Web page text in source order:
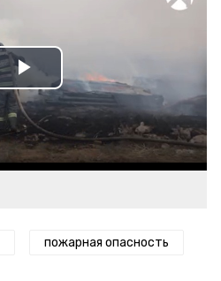
Play
Video
пожарная опасность